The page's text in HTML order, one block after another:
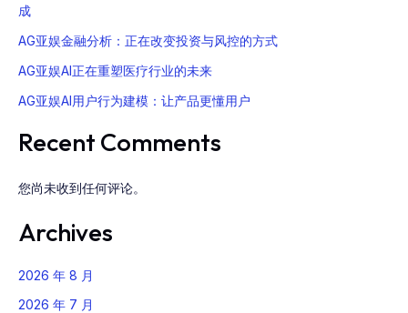
成
AG亚娱金融分析：正在改变投资与风控的方式
AG亚娱AI正在重塑医疗行业的未来
AG亚娱AI用户行为建模：让产品更懂用户
Recent Comments
您尚未收到任何评论。
Archives
2026 年 8 月
2026 年 7 月